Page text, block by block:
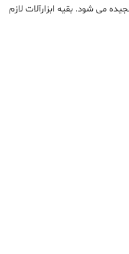
می شود. بقیه ابزارآلات لازم